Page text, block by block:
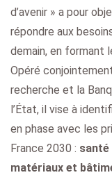
d’avenir » a pour
répondre aux
demain, en formant
Opéré
recherche et la
l’État, il vise à
en phase avec les
France 2030 : santé
matériaux et